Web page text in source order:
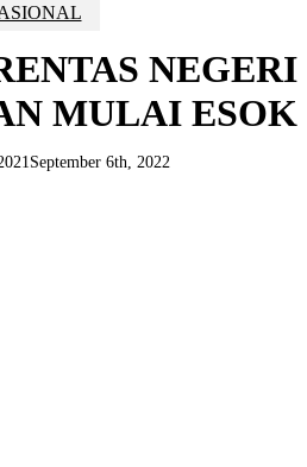
NEGERI
MULAI ESOK
September 6th, 2022